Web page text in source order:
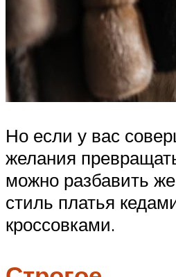
Но если у вас
желания
можно разбавить
стиль платья
кроссовками.